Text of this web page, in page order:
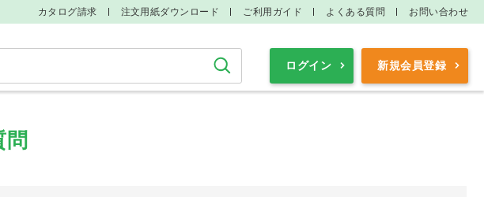
カタログ請求 注文用紙ダウンロード ご利用ガイド よくある質問 お問い合わせ
検索 ログイン 新規会員登録
問